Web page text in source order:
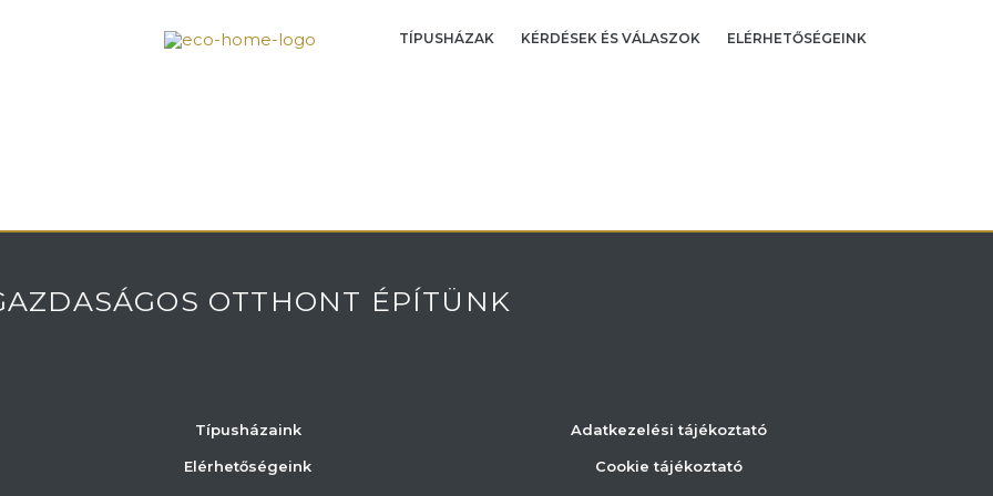
TÍPUSHÁZAK KÉRDÉSEK ÉS VÁLASZOK ELÉRHETŐSÉGEINK
OTTHONT ÉPÍTÜNK
Típusházaink
Elérhetőségeink
Adatkezelési tájékoztató
Cookie tájékoztató